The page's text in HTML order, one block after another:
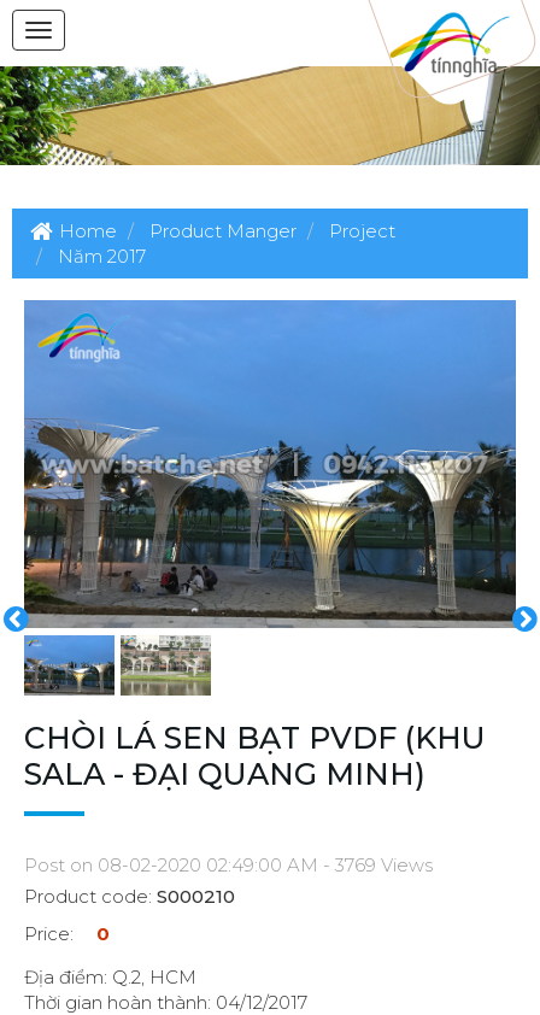
Home Product Manger
Project
Năm 2017
CHÒI LÁ SEN BẠT PVDF (KHU
SALA - ĐẠI QUANG MINH)
Post on 08-02-2020 02:49:00 AM - 3769 Views
Product code: S000210
Price:
0
Địa điểm: Q.2, HCM
Thời gian hoàn thành: 04/12/2017